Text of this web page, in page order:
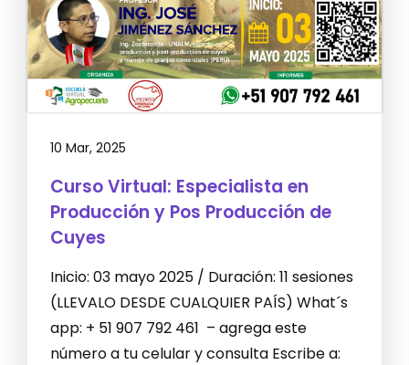
10 Mar, 2025
Curso Virtual: Especialista en
Producción y Pos Producción de
Cuyes
Inicio: 03 mayo 2025 / Duración: 11 sesiones
(LLEVALO DESDE CUALQUIER PAÍS) What´s
app: + 51 907 792 461 – agrega este
número a tu celular y consulta Escribe a: